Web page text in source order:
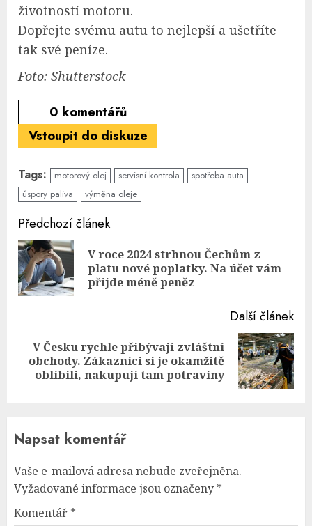
životností motoru.
Dopřejte svému autu to nejlepší a ušetříte
tak své peníze.
Foto: Shutterstock
0 komentářů
Vstoupit do diskuze
Tags: motorový olej servisní kontrola
spotřeba auta
úspory paliva
výměna oleje
Continue
Reading
Předchozí článek
V roce 2024 strhnou Čechům z
platu nové poplatky. Na účet vám
přijde méně peněz
Další článek
Next
post:
V Česku rychle přibývají zvláštní
obchody. Zákazníci si je okamžitě
oblíbili, nakupují tam potraviny
Napsat komentář
Vaše e-mailová adresa nebude zveřejněna.
Vyžadované informace jsou označeny *
Komentář *